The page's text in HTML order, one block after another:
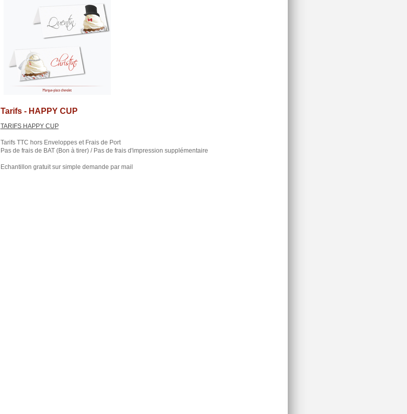
Tarifs - HAPPY CUP
TARIFS HAPPY CUP
Tarifs TTC hors Enveloppes et Frais de Port
Pas de frais de BAT (Bon à tirer) / Pas de frais d'impression supplémentaire
Echantillon gratuit sur simple demande par mail